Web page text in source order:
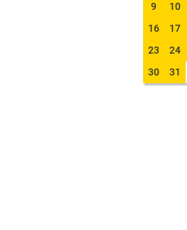
9
10
16
17
23
24
30
31